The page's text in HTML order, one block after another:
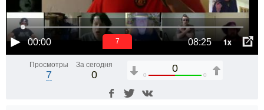
00:00 08:25 1x
7
Просмотры
7
За сегодня
0
0
0 0